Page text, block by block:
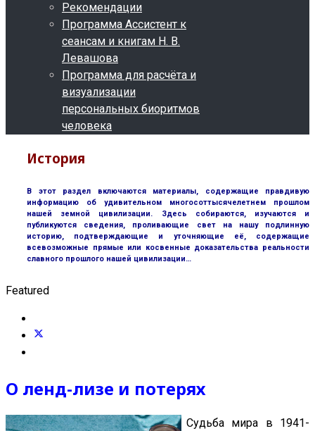
Рекомендации
Программа Ассистент к
сеансам и книгам Н. В.
Левашова
Программа для расчёта и
визуализации
персональных биоритмов
человека
История
В этот раздел включаются материалы, содержащие правдивую
информацию об удивительном многосоттысячелетнем прошлом
нашей земной цивилизации. Здесь собираются, изучаются и
публикуются сведения, проливающие свет на нашу подлинную
историю, подтверждающие и уточняющие её, содержащие
всевозможные прямые или косвенные доказательства реальности
славного прошлого нашей цивилизации…
Featured
О ленд-лизе и потерях
Судьба мира в 1941-